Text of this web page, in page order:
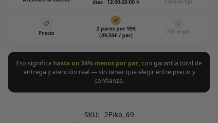
días · 12:00-20:00 h
Precio
2 pares por 99€
(49,50€ / par)
75€ el par
Eso significa hasta un 34% menos por par, con garantía total de
entrega y atención real — sin tener que elegir entre precio y
confianza.
SKU: 2Fika_69